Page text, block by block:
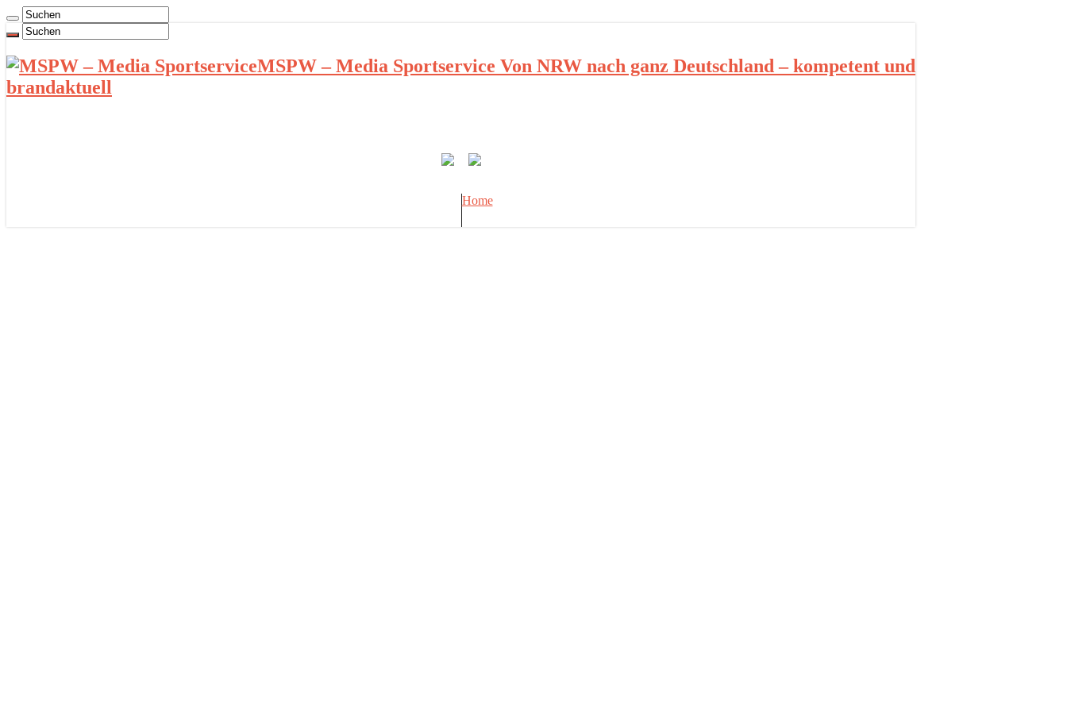
MSPW – Media Sportservice Von NRW nach ganz Deutschland – kompetent und
brandaktuell
Home